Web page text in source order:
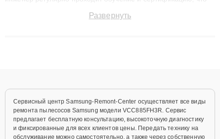
восстанавливать технику с сохранением гарантии до 3 лет.
Развернуть
Сервисный центр Samsung-Remont-Center осуществляет все виды
ремонта пылесосов Samsung модели VCC885FH3R. Сервис
предлагает бесплатную консультацию, высокоточную диагностику
и фиксированные для всех клиентов цены. Передать технику на
обслуживание можно самостоятельно, а также через собственную